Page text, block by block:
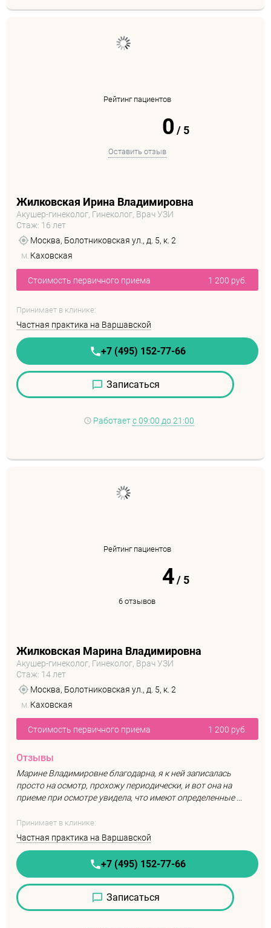
Рейтинг пациентов
0 /5
Оставить отзыв
Жилковская Ирина Владимировна
Акушер-гинеколог, Гинеколог, Врач УЗИ
Стаж: 16 лет
Москва, Болотниковская ул., д. 5, к. 2
м. Каховская
Стоимость первичного приема 1 200 руб.
Принимает в клинике:
Частная практика на Варшавской
+7 (495) 152-77-66
Записаться
Работает с 09:00 до 21:00
Рейтинг пациентов
4/5
6 отзывов
Жилковская Марина Владимировна
Акушер-гинеколог, Гинеколог, Врач УЗИ
Стаж: 14 лет
Москва, Болотниковская ул., д. 5, к. 2
м. Каховская
Стоимость первичного приема 1 200 руб.
Отзывы
Марине Владимировне благодарна, я к ней записалась
просто на осмотр, прохожу периодически, и вот она на
приеме при осмотре увидела, что имеют определенные ...
Принимает в клинике:
Частная практика на Варшавской
+7 (495) 152-77-66
Записаться